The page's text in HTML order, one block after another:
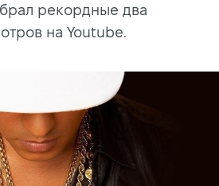
рекордные два
на Youtube.